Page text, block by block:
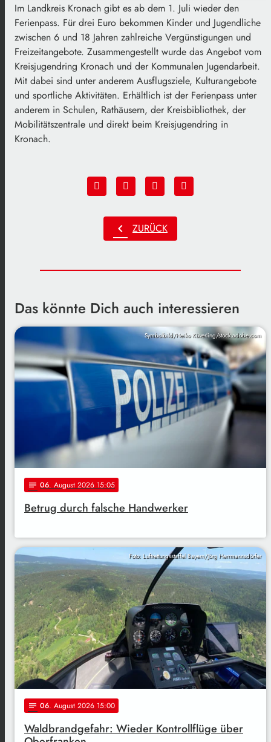
Im Landkreis Kronach gibt es ab dem 1. Juli wieder den
Ferienpass. Für drei Euro bekommen Kinder und Jugendliche
zwischen 6 und 18 Jahren zahlreiche Vergünstigungen und
Freizeitangebote. Zusammengestellt wurde das Angebot vom
Kreisjugendring Kronach und der Kommunalen Jugendarbeit.
Mit dabei sind unter anderem Ausflugsziele, Kulturangebote
und sportliche Aktivitäten. Erhältlich ist der Ferienpass unter
anderem in Schulen, Rathäusern, der Kreisbibliothek, der
Mobilitätszentrale und direkt beim Kreisjugendring in
Kronach.
chevron_left ZURÜCK
Das könnte Dich auch interessieren
Symbolbild/Heiko Küverling/stock.adobe.com
notes 06. August 2026 15:05
Betrug durch falsche Handwerker
Foto: Luftrettungsstaffel Bayern/Jörg Herrmannsdörfer
notes 06. August 2026 15:00
Waldbrandgefahr: Wieder Kontrollflüge über